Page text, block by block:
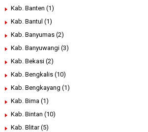
Kab. Banten (1)
Kab. Bantul (1)
Kab. Banyumas (2)
Kab. Banyuwangi (3)
Kab. Bekasi (2)
Kab. Bengkalis (10)
Kab. Bengkayang (1)
Kab. Bima (1)
Kab. Bintan (10)
Kab. Blitar (5)